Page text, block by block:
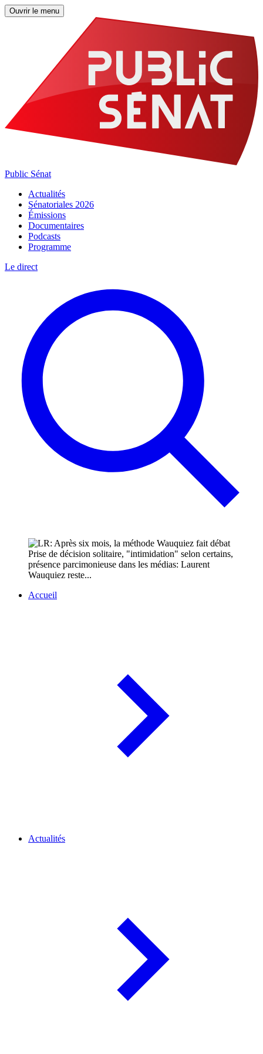
Ouvrir le menu
Public Sénat
Actualités
Sénatoriales 2026
Émissions
Documentaires
Podcasts
Programme
Le direct
Prise de décision solitaire, "intimidation" selon certains,
présence parcimonieuse dans les médias: Laurent
Wauquiez reste...
Accueil
Actualités